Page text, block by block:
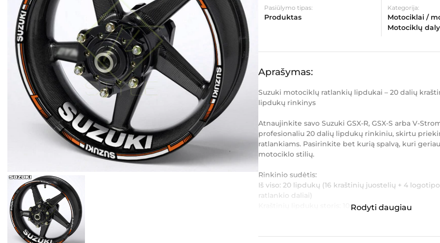
Pasiūlymo tipas:
Produktas
Kategorija:
Motociklai /
Motociklų
Aprašymas:
Suzuki motociklų ratlankių lipdukai – 20 dalių
lipdukų rinkinys
Atnaujinkite savo Suzuki GSX-R, GSX-S arba V-
profesionaliu 20 dalių lipdukų rinkiniu, skirtu
ratlankiams. Pasirinkite bet kurią spalvą, kuri
motociklo stilių.
Rinkinio sudėtis:
Iš viso: 20 lipdukų (16 kraštinių juostelių + 4
ratlankio daliai)
Kraštinių lipdukų storis: 10 mmRodyti daugiau